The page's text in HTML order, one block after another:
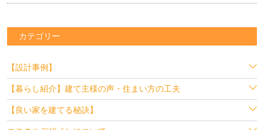
カテゴリー
【設計事例】
【暮らし紹介】建て主様の声・住まい方の工夫
【良い家を建てる秘訣】